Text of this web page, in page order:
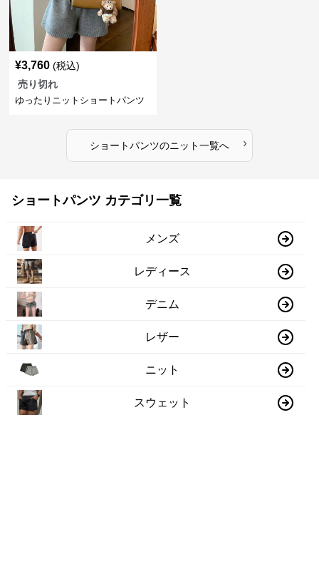
¥3,760 (税込)
売り切れ
ゆったりニットショートパンツ
ショートパンツのニット一覧へ ›
ショートパンツ カテゴリ一覧
メンズ
レディース
デニム
レザー
ニット
スウェット